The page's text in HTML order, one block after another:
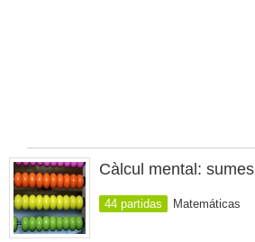
Càlcul mental: sumes
44 partidas Matemáticas